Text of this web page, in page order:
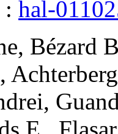
hal-
, Bézard
, Achterberg
,